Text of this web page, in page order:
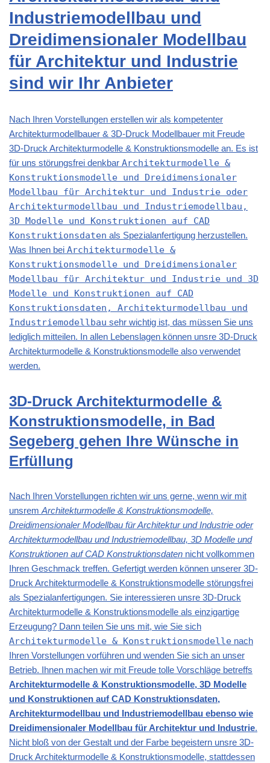
Industriemodellbau und
Dreidimensionaler Modellbau
für Architektur und Industrie
sind wir Ihr Anbieter
Nach Ihren Vorstellungen erstellen wir als kompetenter
Architekturmodellbauer & 3D-Druck Modellbauer mit Freude
3D-Druck Architekturmodelle & Konstruktionsmodelle an. Es ist
für uns störungsfrei denkbar Architekturmodelle &
Konstruktionsmodelle und Dreidimensionaler
Modellbau für Architektur und Industrie oder
Architekturmodellbau und Industriemodellbau,
3D Modelle und Konstruktionen auf CAD
Konstruktionsdaten als Spezialanfertigung herzustellen.
Was Ihnen bei Architekturmodelle &
Konstruktionsmodelle und Dreidimensionaler
Modellbau für Architektur und Industrie und 3D
Modelle und Konstruktionen auf CAD
Konstruktionsdaten, Architekturmodellbau und
Industriemodellbau sehr wichtig ist, das müssen Sie uns
lediglich mitteilen. In allen Lebenslagen können unsre 3D-Druck
Architekturmodelle & Konstruktionsmodelle also verwendet
werden.
3D-Druck Architekturmodelle &
Konstruktionsmodelle, in Bad
Segeberg gehen Ihre Wünsche in
Erfüllung
Nach Ihren Vorstellungen richten wir uns gerne, wenn wir mit
unsrem Architekturmodelle & Konstruktionsmodelle,
Dreidimensionaler Modellbau für Architektur und Industrie oder
Architekturmodellbau und Industriemodellbau, 3D Modelle und
Konstruktionen auf CAD Konstruktionsdaten nicht vollkommen
Ihren Geschmack treffen. Gefertigt werden können unserer 3D-
Druck Architekturmodelle & Konstruktionsmodelle störungsfrei
als Spezialanfertigungen. Sie interessieren unsre 3D-Druck
Architekturmodelle & Konstruktionsmodelle als einzigartige
Erzeugung? Dann teilen Sie uns mit, wie Sie sich
Architekturmodelle & Konstruktionsmodelle nach
Ihren Vorstellungen vorführen und wenden Sie sich an unser
Betrieb. Ihnen machen wir mit Freude tolle Vorschläge betreffs
Architekturmodelle & Konstruktionsmodelle, 3D Modelle
und Konstruktionen auf CAD Konstruktionsdaten,
Architekturmodellbau und Industriemodellbau ebenso wie
Dreidimensionaler Modellbau für Architektur und Industrie.
Nicht bloß von der Gestalt und der Farbe begeistern unsre 3D-
Druck Architekturmodelle & Konstruktionsmodelle, stattdessen